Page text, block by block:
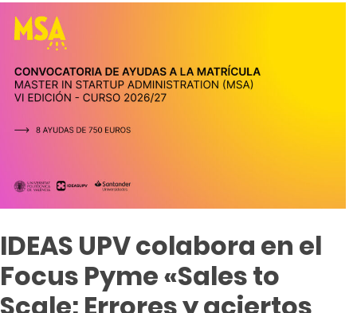
IDEAS UPV colabora en el
Focus Pyme «Sales to